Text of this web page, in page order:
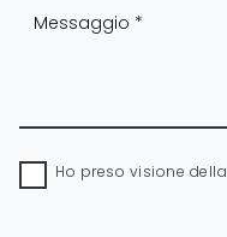
Ho preso visione della